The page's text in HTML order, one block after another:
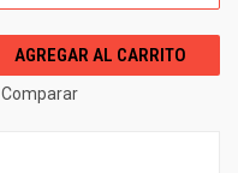
AGREGAR AL CARRITO
Comparar